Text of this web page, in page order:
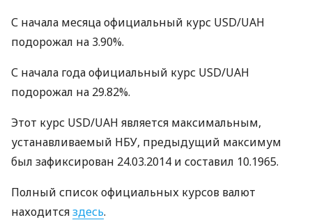
С начала месяца официальный курс USD/UAH
подорожал на 3.90%.
С начала года официальный курс USD/UAH
подорожал на 29.82%.
Этот курс USD/UAH является максимальным,
устанавливаемый НБУ, предыдущий максимум
был зафиксирован 24.03.2014 и составил 10.1965.
Полный список официальных курсов валют
находитсяздесь.